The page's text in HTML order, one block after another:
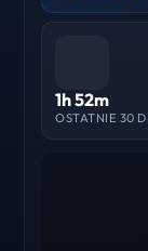
1h 52m
OSTATNIE 30